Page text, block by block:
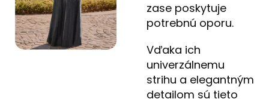
zase poskytuje
potrebnú oporu.
Vďaka ich
univerzálnemu
strihu a elegantným
detailom sú tieto